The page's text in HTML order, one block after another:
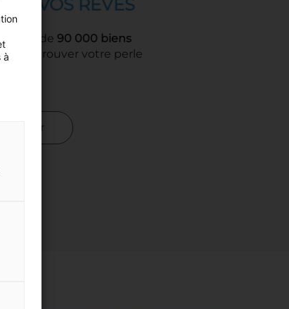
VOS RÊVES
plus de 90 000 biens
pour trouver votre perle
à